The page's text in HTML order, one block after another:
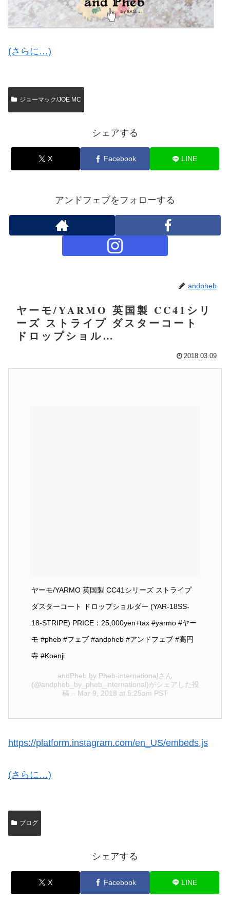
(さらに…)
ジョーマック/JOE MC
シェアする
X Facebook LINE
アンドフェブをフォローする
andpheb
ヤーモ/YARMO 英国製 CC41シリ
ーズ ストライプ ダスターコート
ドロップショル…
2018.03.09
ヤーモ/YARMO 英国製 CC41シリーズ ストライプ
ダスターコート ドロップショルダー (YAR-18SS-
18-STRIPE) PRICE：25,000yen+tax #yarmo #ヤー
モ #pheb #フェブ #andpheb #アンドフェブ #高円
寺 #Koenji
andPheb by Pheb-internationalさん
(@andpheb_by_pheb_international)がシェアした投
稿 – Mar 9, 2018 at 5:25am PST
https://platform.instagram.com/en_US/embeds.js
(さらに…)
ブログ
シェアする
X Facebook LINE